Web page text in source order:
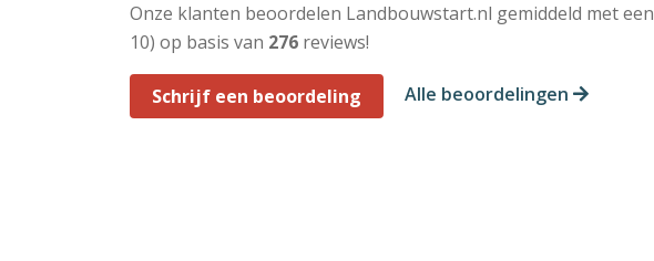
Onze klanten beoordelen Landbouwstart.nl gemiddeld met een
10) op basis van 276 reviews!
Schrijf een beoordeling Alle beoordelingen